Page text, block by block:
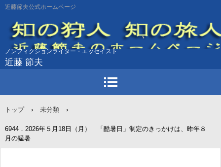
近藤節夫公式ホームページ
ノンフィクションライター・エッセイスト
近藤 節夫
トップ › 未分類 ›
6944．2026年５月18日（月） 「酷暑日」制定のきっかけは、昨年８
月の猛暑